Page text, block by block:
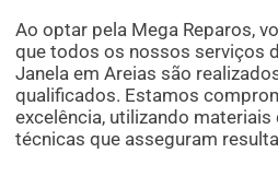
Ao optar pela Mega Reparos,
que todos os nossos serviços
Janela em Areias são
qualificados. Estamos
excelência, utilizando materiais
técnicas que asseguram